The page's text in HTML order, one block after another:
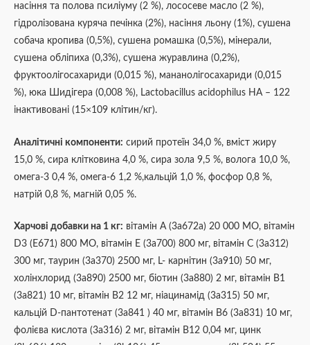
насіння та полова псиліуму (2 %), лососеве масло (2 %),
гідролізована куряча печінка (2%), насіння льону (1%), сушена
собача кропива (0,5%), сушена ромашка (0,5%), мінерали,
сушена обліпиха (0,3%), сушена журавлина (0,2%),
фруктоолігосахариди (0,015 %), мананолігосахариди (0,015
%), юка Шидігера (0,008 %), Lactobacillus acidophilus HA – 122
інактивовані (15×109 клітин/кг).
Аналітичні компоненти: сирий протеїн 34,0 %, вміст жиру
15,0 %, сира клітковина 4,0 %, сира зола 9,5 %, волога 10,0 %,
омега-3 0,4 %, омега-6 1,2 %,кальцій 1,0 %, фосфор 0,8 %,
натрій 0,8 %, магній 0,05 %.
Харчові добавки на 1 кг: вітамін А (3a672a) 20 000 МО, вітамін
D3 (E671) 800 МО, вітамін Е (3a700) 800 мг, вітамін С (3a312)
300 мг, таурин (3a370) 2500 мг, L- карнітин (3a910) 50 мг,
холінхлорид (3a890) 2500 мг, біотин (3a880) 2 мг, вітамін B1
(3a821) 10 мг, вітамін B2 12 мг, ніацинамід (3a315) 50 мг,
кальцій D-пантотенат (3a841 ) 40 мг, вітамін B6 (3a831) 10 мг,
фолієва кислота (3a316) 2 мг, вітамін B12 0,04 мг, цинк